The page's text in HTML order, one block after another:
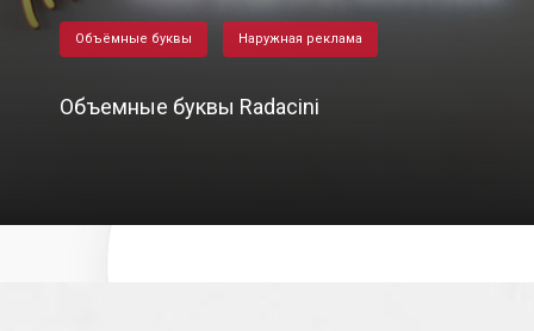
Объёмные буквы Наружная реклама
Объемные буквы Radacini